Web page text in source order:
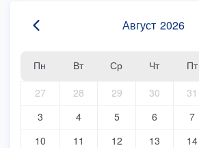
Август 2026
Пн Вт Ср Чт Пт
27
28 29 30 31
3
4 5 6 7
10
11 12 13 14